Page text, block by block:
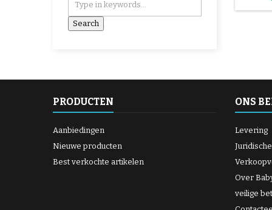
PRODUCTEN
Aanbiedingen
Nieuwe producten
Best verkochte artikelen
ONS
Levering
Over
veilige